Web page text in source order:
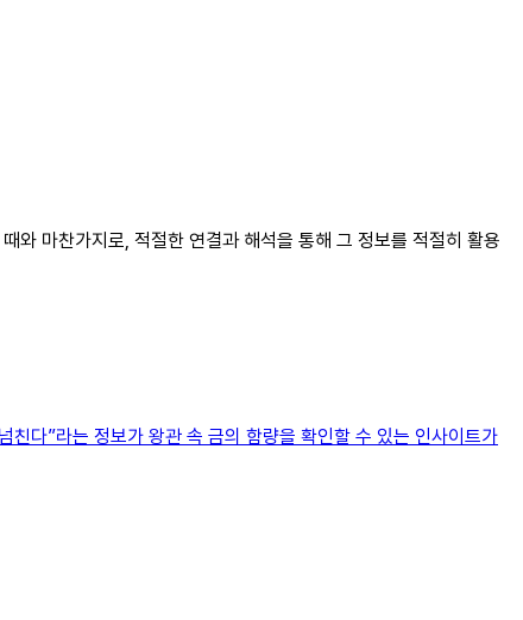
와 마찬가지로, 적절한 연결과 해석을 통해 그 정보를 적절히 활용
다”라는 정보가 왕관 속 금의 함량을 확인할 수 있는 인사이트가